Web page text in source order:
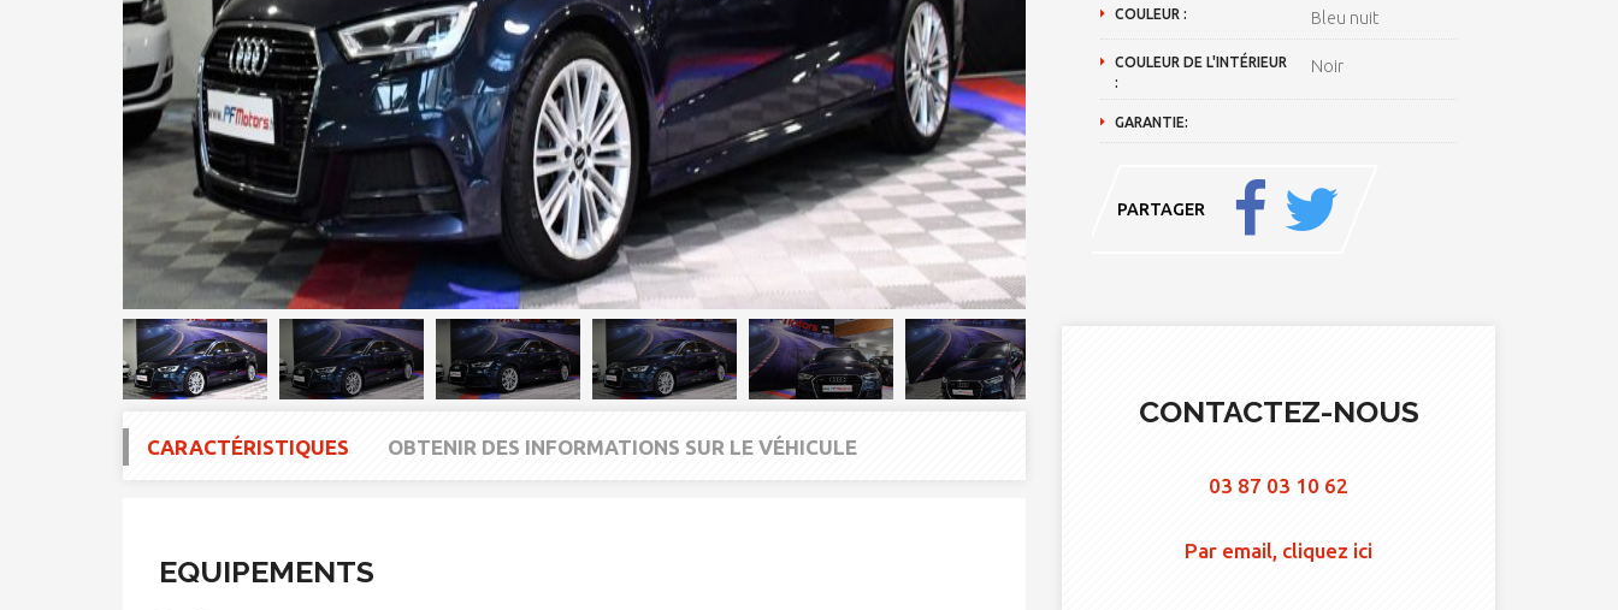
CARACTÉRISTIQUES OBTENIR DES INFORMATIONS SUR LE VÉHICULE
EQUIPEMENTS
COULEUR : Bleu nuit
COULEUR DE L'INTÉRIEUR
:
Noir
GARANTIE:
PARTAGER
CONTACTEZ-NOUS
03 87 03 10 62
Par email, cliquez ici